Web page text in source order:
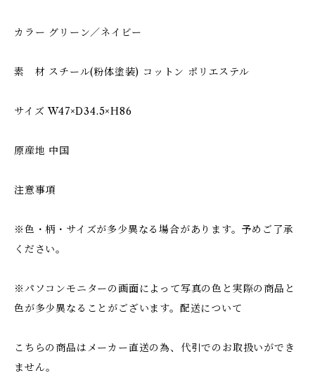
カラー グリーン／ネイビー
素 材 スチール(粉体塗装) コットン ポリエステル
サイズ W47×D34.5×H86
原産地 中国
注意事項
※色・柄・サイズが多少異なる場合があります。予めご了承
ください。
※パソコンモニターの画面によって写真の色と実際の商品と
色が多少異なることがございます。配送について
こちらの商品はメーカー直送の為、代引でのお取扱いができ
ません。